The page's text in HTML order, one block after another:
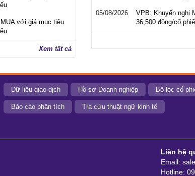
với giá mục tiêu
Xem tất cả
05/08/2026
VPB: Khuyến nghị
36,500 đồng/cổ
Dữ liệu giao dịch Hồ sơ Doanh nghiệp Bộ lọc cổ
Báo cáo phân tích Tra cứu thuật ngữ kinh tế
Liên hệ
Email:
Hotline: